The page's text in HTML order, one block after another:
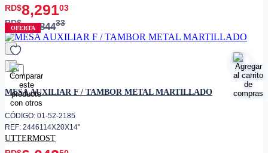
RD$8,29103
RD$11,84433
OFERTA
favorito
MESA AUXILIAR F / TAMBOR METAL MARTILLADO
CÓDIGO: 01-52-2185
REF: 2446114X20X14"
UTTERMOST